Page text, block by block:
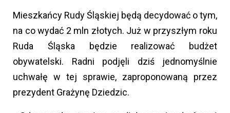
Mieszkańcy Rudy Śląskiej będą decydować o tym,
na co wydać 2 mln złotych. Już w przyszłym roku
Ruda Śląska będzie realizować budżet
obywatelski. Radni podjęli dziś jednomyślnie
uchwałę w tej sprawie, zaproponowaną przez
prezydent Grażynę Dziedzic.